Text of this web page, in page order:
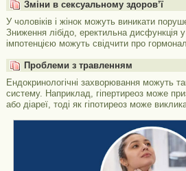
Зміни в сексуальному здоров’ї
У чоловіків і жінок можуть виникати
Зниження лібідо, еректильна дисфункція
імпотенцією можуть свідчити про
Проблеми з травленням
Ендокринологічні захворювання можуть
систему. Наприклад, гіпертиреоз може
або діареї, тоді як гіпотиреоз може